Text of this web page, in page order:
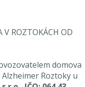
V ROZTOKÁCH OD
domova
Roztoky u